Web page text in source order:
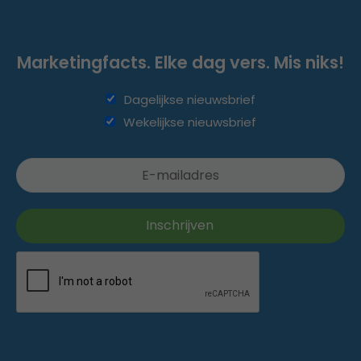
Marketingfacts. Elke dag vers. Mis niks!
Dagelijkse nieuwsbrief
Wekelijkse nieuwsbrief